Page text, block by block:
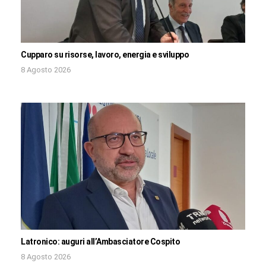
Cupparo su risorse, lavoro, energia e sviluppo
8 Agosto 2026
Latronico: auguri all’Ambasciatore Cospito
8 Agosto 2026